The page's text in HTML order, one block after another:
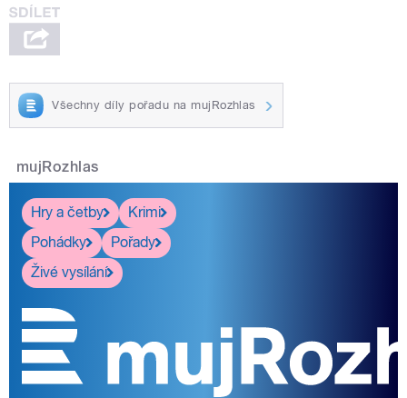
Všechny díly pořadu na mujRozhlas
mujRozhlas
Hry a četby
Krimi
Pohádky
Pořady
Živé vysílání